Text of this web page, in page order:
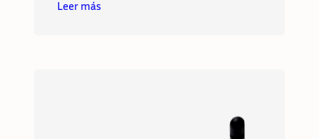
Leer más